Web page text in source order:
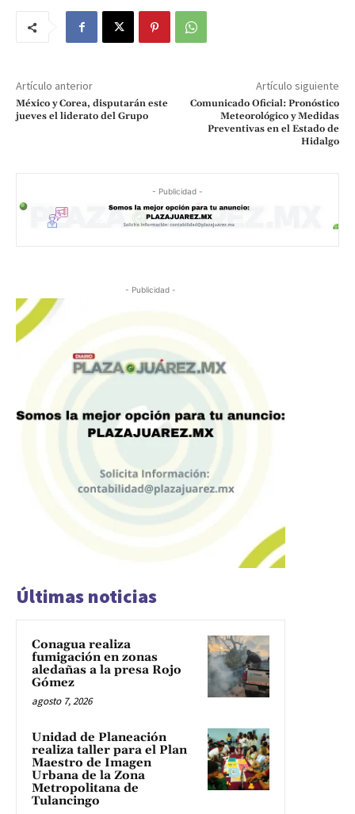
Artículo anterior
México y Corea, disputarán este
jueves el liderato del Grupo
Artículo siguiente
Comunicado Oficial: Pronóstico
Meteorológico y Medidas
Preventivas en el Estado de
Hidalgo
- Publicidad -
- Publicidad -
Últimas noticias
Conagua realiza
fumigación en zonas
aledañas a la presa Rojo
Gómez
agosto 7, 2026
Unidad de Planeación
realiza taller para el Plan
Maestro de Imagen
Urbana de la Zona
Metropolitana de
Tulancingo